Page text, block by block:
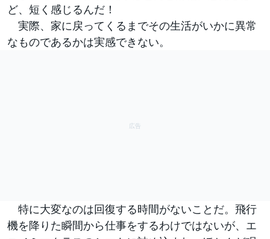
ど、短く感じるんだ！
実際、家に戻ってくるまでその生活がいかに異常
なものであるかは実感できない。
特に大変なのは回復する時間がないことだ。飛行
機を降りた瞬間から仕事をするわけではないが、エ